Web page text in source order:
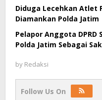
Diduga Lecehkan Atlet
Diamankan Polda Jatim
Pelapor Anggota DPRD
Polda Jatim Sebagai
by Redaksi
Follow Us On